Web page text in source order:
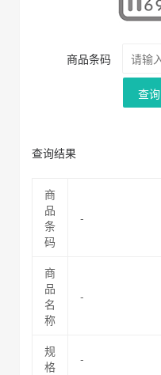
商品条码
查询
查询结果
商
品
条
码
-
商
品
名
称
-
规
格
-